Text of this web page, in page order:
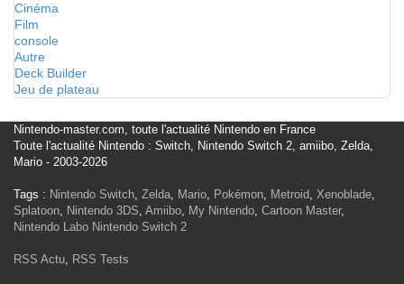
Cinéma
Film
console
Autre
Deck Builder
Jeu de plateau
Nintendo-master.com, toute l'actualité Nintendo en France
Toute l'actualité Nintendo : Switch, Nintendo Switch 2, amiibo, Zelda,
Mario - 2003-2026
Tags : Nintendo Switch, Zelda, Mario, Pokémon, Metroid, Xenoblade,
Splatoon, Nintendo 3DS, Amiibo, My Nintendo, Cartoon Master,
Nintendo Labo Nintendo Switch 2
RSS Actu, RSS Tests